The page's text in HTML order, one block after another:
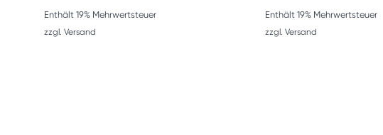
Enthält 19% Mehrwertsteuer
zzgl. Versand
Enthält 19% Mehrwertsteuer
zzgl. Versand